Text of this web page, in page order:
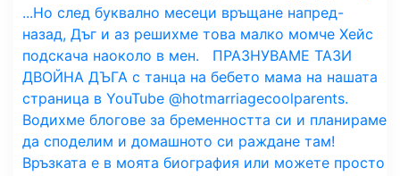
...Но след буквално месеци връщане напред-
назад, Дъг и аз решихме това малко момче Хейс
подскача наоколо в мен. ⁣ ⁣ ПРАЗНУВАМЕ ТАЗИ
ДВОЙНА ДЪГА с танца на бебето мама на нашата
страница в YouTube @hotmarriagecoolparents.
Водихме блогове за бременността си и планираме
да споделим и домашното си раждане там!
Връзката е в моята биография или можете просто